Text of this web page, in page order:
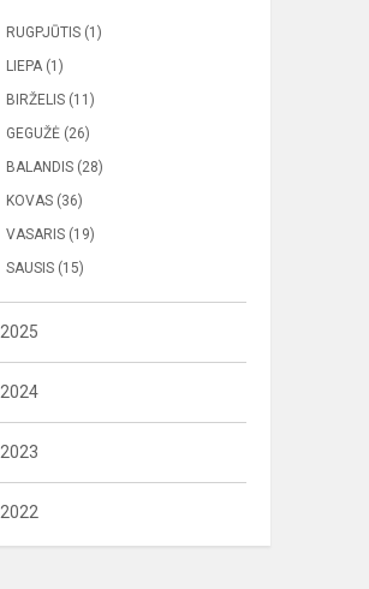
RUGPJŪTIS (1)
LIEPA (1)
BIRŽELIS (11)
GEGUŽĖ (26)
BALANDIS (28)
KOVAS (36)
VASARIS (19)
SAUSIS (15)
2025
2024
2023
2022